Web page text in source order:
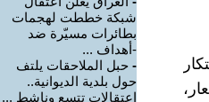
شبكة خططت لهجمات
بطائرات مسيّرة ضد
-أهداف ...
- حبل الملاحقات يلتف
حول بلدية الديوانية..
اعتقالات تتسع وناشط ...